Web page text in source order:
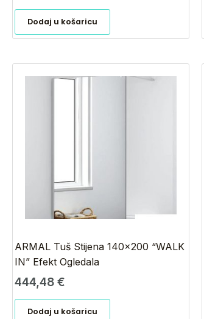
Dodaj u košaricu
ARMAL Tuš Stijena 140×200 “WALK
IN” Efekt Ogledala
444,48 €
Dodaj u košaricu